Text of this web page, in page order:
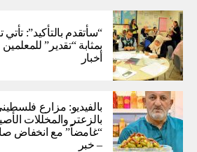
“سأتقدم بالتأكيد”: تأتي
بمثابة “تقدير”
أخبار
بالفيديو: مزارع
بالزعتر والمخللات
“غامضاً” ​​مع انخفاض
– خبر